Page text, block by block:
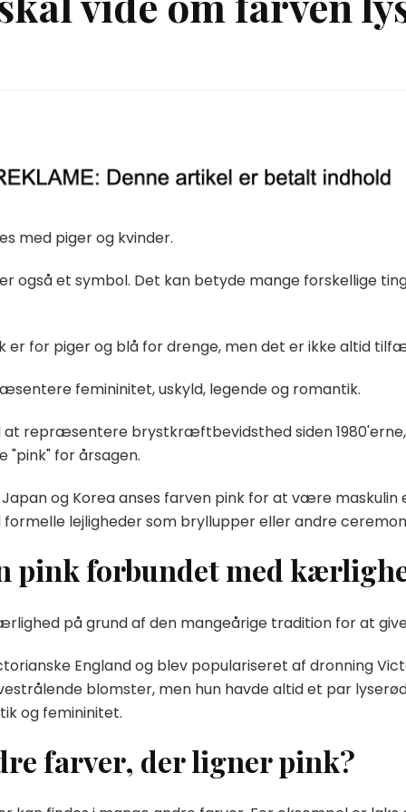
med piger og kvinder.
også et symbol. Det kan betyde mange forskellige
er for piger og blå for drenge, men det er ikke altid
femininitet, uskyld, legende og romantik.
repræsentere brystkræftbevidsthed siden 1980'erne,
"pink" for årsagen.
Japan og Korea anses farven pink for at være
lejligheder som bryllupper eller andre
pink forbundet med
på grund af den mangeårige tradition for at
England og blev populariseret af dronning
blomster, men hun havde altid et par
og femininitet.
farver, der ligner pink?